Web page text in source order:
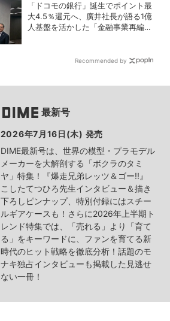
「ドコモの銀行」誕生でポイント最
大4.5％還元へ、廣井社長が語る1億
人基盤を活かした「金融事業再編」
Recommended by
最新号
2026年7月16日(木) 発売
DIME最新号は、世界の模型・プラモデル
メーカーを大解剖する「ボクラのタミ
ヤ」特集！『爆走兄弟レッツ＆ゴー!!』
こしたてつひろ先生インタビュー＆描き
下ろしピンナップ、特別付録にはスチー
ルギアケースも！さらに2026年上半期ト
レンド特集では、「売れる」より「育て
る」をキーワードに、ファンを育てる新
時代のヒット戦略を徹底分析！話題のモ
ナキ独占インタビューも掲載した見逃せ
ない一冊！